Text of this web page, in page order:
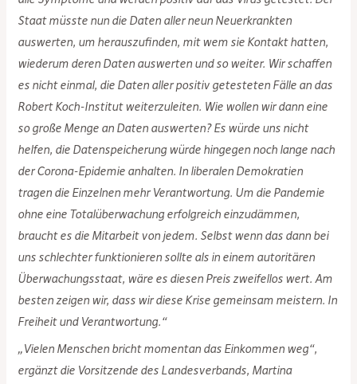
Staat müsste nun die Daten aller neun Neuerkrankten
auswerten, um herauszufinden, mit wem sie Kontakt hatten,
wiederum deren Daten auswerten und so weiter. Wir schaffen
es nicht einmal, die Daten aller positiv getesteten Fälle an das
Robert Koch-Institut weiterzuleiten. Wie wollen wir dann eine
so große Menge an Daten auswerten? Es würde uns nicht
helfen, die Datenspeicherung würde hingegen noch lange nach
der Corona-Epidemie anhalten. In liberalen Demokratien
tragen die Einzelnen mehr Verantwortung. Um die Pandemie
ohne eine Totalüberwachung erfolgreich einzudämmen,
braucht es die Mitarbeit von jedem. Selbst wenn das dann bei
uns schlechter funktionieren sollte als in einem autoritären
Überwachungsstaat, wäre es diesen Preis zweifellos wert. Am
besten zeigen wir, dass wir diese Krise gemeinsam meistern. In
Freiheit und Verantwortung.“
„Vielen Menschen bricht momentan das Einkommen weg“,
ergänzt die Vorsitzende des Landesverbands, Martina